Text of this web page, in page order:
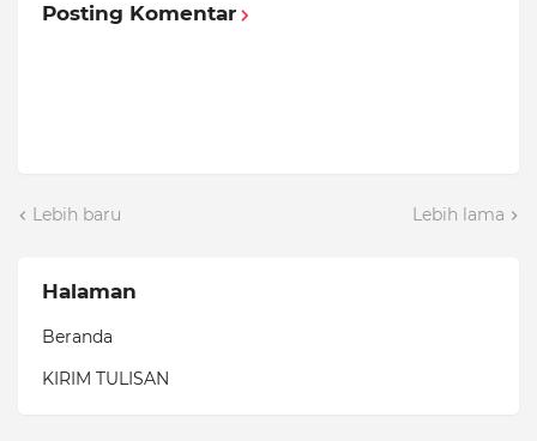
Posting Komentar
Lebih baru Lebih lama
Halaman
Beranda
KIRIM TULISAN